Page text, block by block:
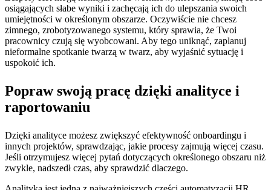
osiągających słabe wyniki i zachęcają ich do ulepszania swoich
umiejętności w określonym obszarze. Oczywiście nie chcesz
zimnego, zrobotyzowanego systemu, który sprawia, że Twoi
pracownicy czują się wyobcowani. Aby tego uniknąć, zaplanuj
nieformalne spotkanie twarzą w twarz, aby wyjaśnić sytuację i
uspokoić ich.
Popraw swoją pracę dzięki analityce i
raportowaniu
Dzięki analityce możesz zwiększyć efektywność onboardingu i
innych projektów, sprawdzając, jakie procesy zajmują więcej czasu.
Jeśli otrzymujesz więcej pytań dotyczących określonego obszaru niż
zwykle, nadszedł czas, aby sprawdzić dlaczego.